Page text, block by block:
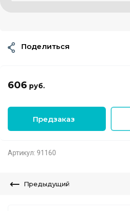
606 руб.
Предзаказ
Артикул: 91160
Поделиться
Предыдущий